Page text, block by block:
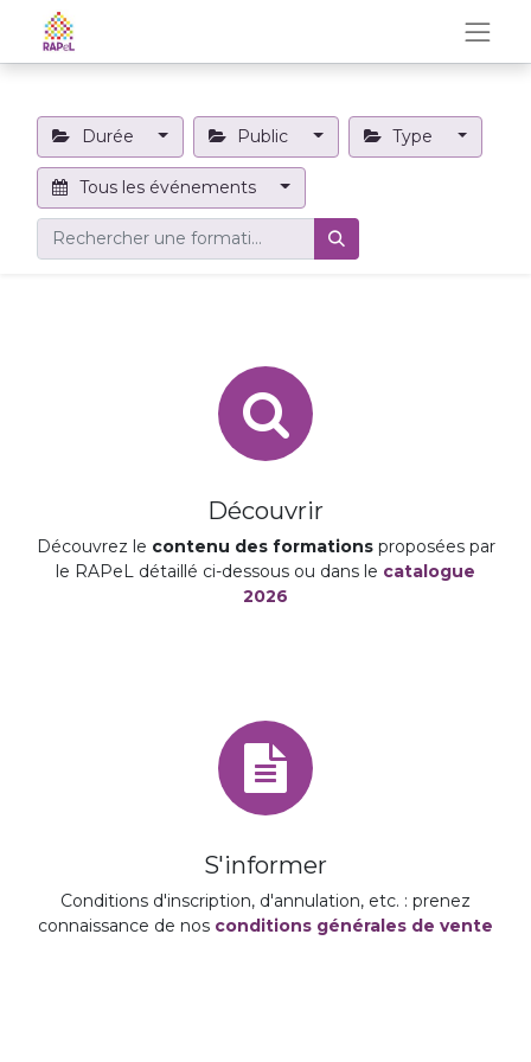
Durée Public Type
Tous les événements
Découvrir
Découvrez le contenu des formationsproposées par
le RAPeL détaillé ci-dessous ou dans le catalogue
2026
S'informer
Conditions d'inscription, d'annulation, etc. : prenez
connaissance de nos conditions générales de vente